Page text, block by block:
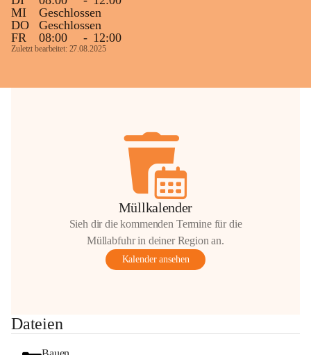
Wir bitten daher die umliegende
Bevölkerung um Verständnis.
anrainer-service@omv.com
Bei Fragen, Anliegen oder Beschwerden.
Die OMV wird im Zuge von
MI
Geschlossen
DO
Geschlossen
FR
08:00 - 12:00
Zuletzt bearbeitet: 27.08.2025
Müllkalender
Sieh dir die kommenden Termine für die
Müllabfuhr in deiner Region an.
Kalender ansehen
Dateien